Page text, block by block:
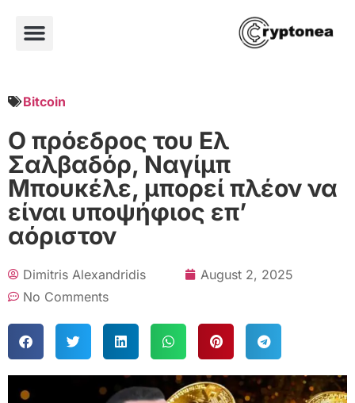
Bitcoin
Ο πρόεδρος του Ελ
Σαλβαδόρ, Ναγίμπ
Μπουκέλε, μπορεί πλέον να
είναι υποψήφιος επ’
αόριστον
Dimitris Alexandridis
August 2, 2025
No Comments